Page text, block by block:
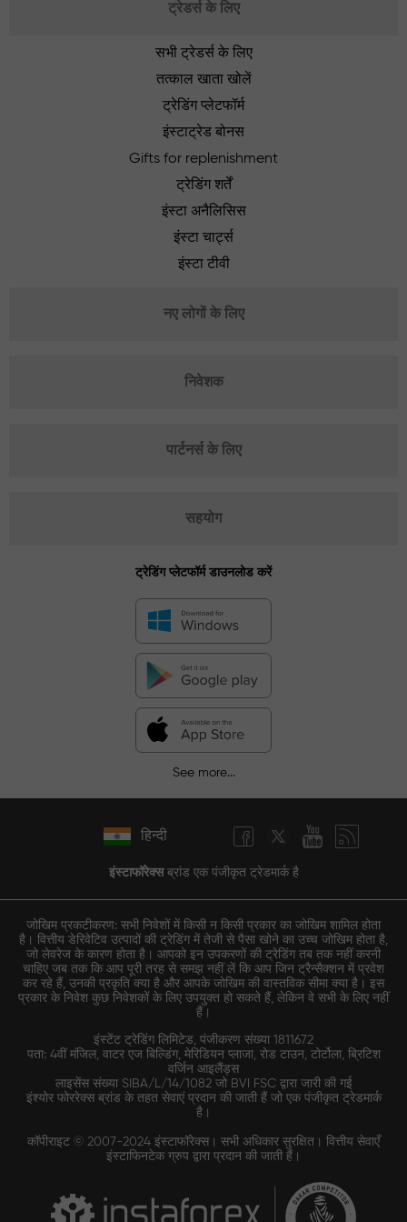
ट्रेडर्स के लिए
सभी ट्रेडर्स के लिए
तत्काल खाता खोलें
ट्रेडिंग प्लेटफॉर्म
इंस्टाट्रेड बोनस
Gifts for replenishment
ट्रेडिंग शर्तें
इंस्टा अनैलिसिस
इंस्टा चार्ट्स
इंस्टा टीवी
नए लोगों के लिए
निवेशक
पार्टनर्स के लिए
सहयोग
ट्रेडिंग प्लेटफॉर्म डाउनलोड करें
See more...
हिन्दी
इंस्टाफॉरेक्सब्रांड एक पंजीकृत ट्रेडमार्क है
जोखिम प्रकटीकरण: सभी निवेशों में किसी न किसी प्रकार का जोखिम शामिल होता
है। वित्तीय डेरिवेटिव उत्पादों की ट्रेडिंग में तेजी से पैसा खोने का उच्च जोखिम होता है,
जो लेवरेज के कारण होता है। आपको इन उपकरणों की ट्रेडिंग तब तक नहीं करनी
चाहिए जब तक कि आप पूरी तरह से समझ नहीं लें कि आप जिन ट्रैन्सैक्शन में प्रवेश
कर रहे हैं, उनकी प्रकृति क्या है और आपके जोखिम की वास्तविक सीमा क्या है। इस
प्रकार के निवेश कुछ निवेशकों के लिए उपयुक्त हो सकते हैं, लेकिन वे सभी के लिए नहीं
हैं।
इंस्टेंट ट्रेडिंग लिमिटेड, पंजीकरण संख्या 1811672
पता: 4वीं मंजिल, वाटर एज बिल्डिंग, मेरिडियन प्लाजा, रोड टाउन, टोर्टोला, ब्रिटिश
वर्जिन आइलैंड्स
लाइसेंस संख्या SIBA/L/14/1082 जो BVI FSC द्वारा जारी की गई
इंश्योर फोररेक्स ब्रांड के तहत सेवाएं प्रदान की जाती हैं जो एक पंजीकृत ट्रेडमार्क
है।
कॉपीराइट © 2007-2024 इंस्टाफॉरेक्स। सभी अधिकार सुरक्षित। वित्तीय सेवाएँ
इंस्टाफिनटेक ग्रुप द्वारा प्रदान की जाती हैं।